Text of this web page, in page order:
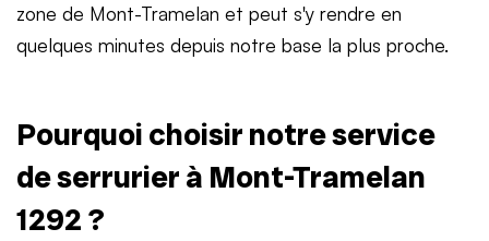
zone de Mont-Tramelan et peut s'y rendre en
quelques minutes depuis notre base la plus proche.
Pourquoi choisir notre service
de serrurier à Mont-Tramelan
1292 ?